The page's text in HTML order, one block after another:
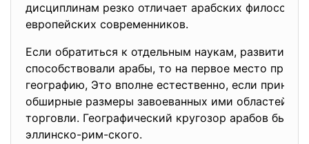
дисциплинам резко отличает арабских
европейских современников.
Если обратиться к отдельным наукам, развитию
способствовали арабы, то на первое место
географию, Это вполне естественно, если
обширные размеры завоеванных ими областей и
торговли. Географический кругозор арабов был
эллинско-рим-ского.